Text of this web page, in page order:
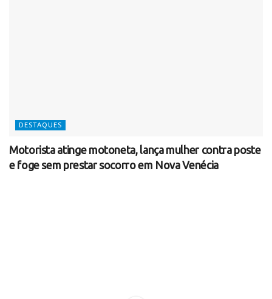
DESTAQUES
Motorista atinge motoneta, lança mulher contra poste
e foge sem prestar socorro em Nova Venécia